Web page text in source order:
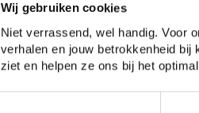
Wij gebruiken cookies
Niet verrassend, wel handig. Voor
verhalen en jouw betrokkenheid bij
ziet en helpen ze ons bij het